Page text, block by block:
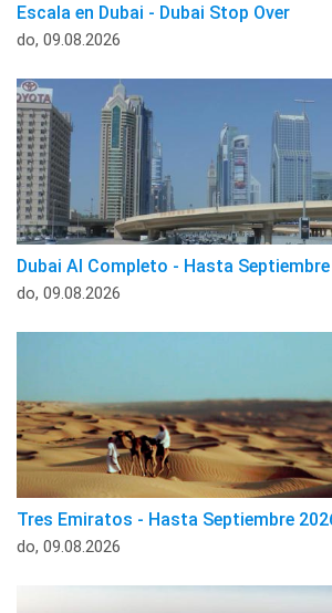
Escala en Dubai - Dubai Stop Over
do, 09.08.2026
Dubai Al Completo - Hasta
do, 09.08.2026
Tres Emiratos - Hasta Septiembre
do, 09.08.2026